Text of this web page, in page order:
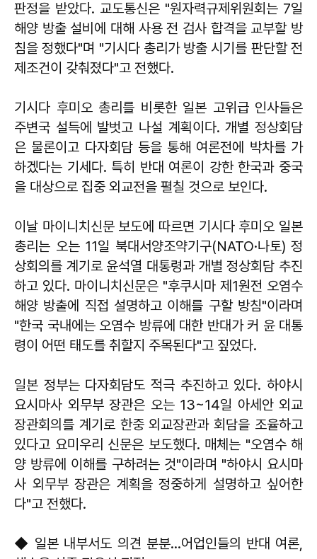
판정을 받았다. 교도통신은 "원자력규제위원회는 7일
해양 방출 설비에 대해 사용 전 검사 합격을 교부할 방
침을 정했다"며 "기시다 총리가 방출 시기를 판단할 전
제조건이 갖춰졌다"고 전했다.
기시다 후미오 총리를 비롯한 일본 고위급 인사들은
주변국 설득에 발벗고 나설 계획이다. 개별 정상회담
은 물론이고 다자회담 등을 통해 여론전에 박차를 가
하겠다는 기세다. 특히 반대 여론이 강한 한국과 중국
을 대상으로 집중 외교전을 펼칠 것으로 보인다.
이날 마이니치신문 보도에 따르면 기시다 후미오 일본
총리는 오는 11일 북대서양조약기구(NATO·나토) 정
상회의를 계기로 윤석열 대통령과 개별 정상회담 추진
하고 있다. 마이니치신문은 "후쿠시마 제1원전 오염수
해양 방출에 직접 설명하고 이해를 구할 방침"이라며
"한국 국내에는 오염수 방류에 대한 반대가 커 윤 대통
령이 어떤 태도를 취할지 주목된다"고 짚었다.
일본 정부는 다자회담도 적극 추진하고 있다. 하야시
요시마사 외무부 장관은 오는 13~14일 아세안 외교
장관회의를 계기로 한중 외교장관과 회담을 조율하고
있다고 요미우리 신문은 보도했다. 매체는 "오염수 해
양 방류에 이해를 구하려는 것"이라며 "하야시 요시마
사 외무부 장관은 계획을 정중하게 설명하고 싶어한
다"고 전했다.
◆ 일본 내부서도 의견 분분…어업인들의 반대 여론,